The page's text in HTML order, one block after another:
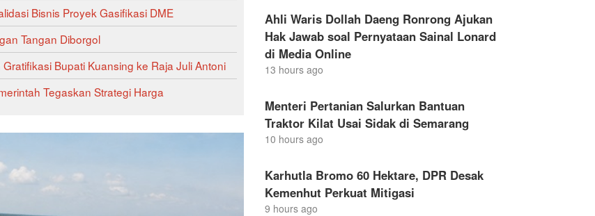
Bisnis Proyek Gasifikasi DME
Tangan Diborgol
Bupati Kuansing ke Raja Juli Antoni
Tegaskan Strategi Harga
Ahli Waris Dollah Daeng Ronrong Ajukan
Hak Jawab soal Pernyataan Sainal Lonard
di Media Online
13 hours ago
Menteri Pertanian Salurkan Bantuan
Traktor Kilat Usai Sidak di Semarang
10 hours ago
Karhutla Bromo 60 Hektare, DPR Desak
Kemenhut Perkuat Mitigasi
9 hours ago